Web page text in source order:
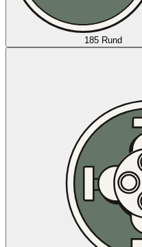
185 Rund